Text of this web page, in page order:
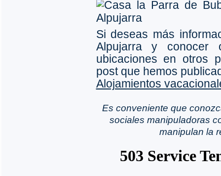
Si deseas más
Alpujarra y conocer
ubicaciones en otros
post que hemos
Alojamientos
Es conveniente que
sociales manipuladoras
manipulan la